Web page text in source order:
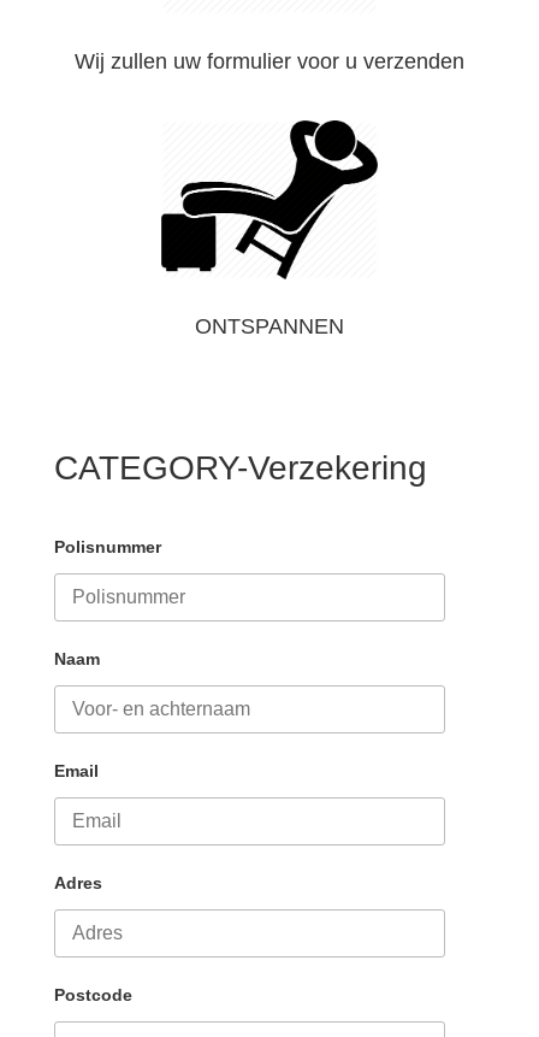
Wij zullen uw formulier voor u verzenden
ONTSPANNEN
CATEGORY-Verzekering
Polisnummer
Naam
Email
Adres
Postcode